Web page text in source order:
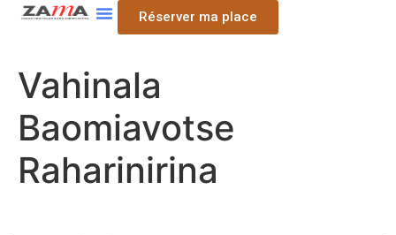
Réserver ma place
Vahinala
Baomiavotse
Raharinirina